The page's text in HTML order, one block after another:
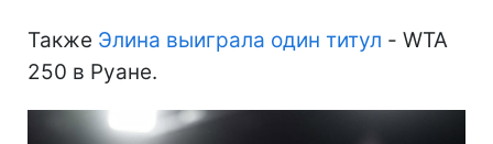
Также Элина выиграла один титул - WTA
250 в Руане.